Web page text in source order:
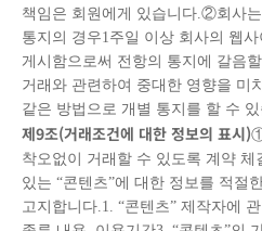
책임은 회원에게 있습니다.②회사
통지의 경우1주일 이상 회사의 웹
게시함으로써 전항의 통지에 갈음
거래와 관련하여 중대한 영향을 미
같은 방법으로 개별 통지를 할 수
제9조(거래조건에 대한 정보의 표시)
착오없이 거래할 수 있도록 계약
있는 “콘텐츠”에 대한 정보를 적절
고지합니다.1. “콘텐츠” 제작자에